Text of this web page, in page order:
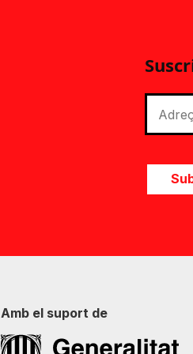
Amb el suport de